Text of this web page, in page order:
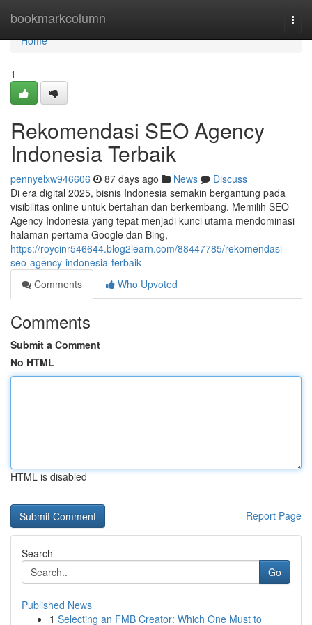
bookmarkcolumn
Home
Home
1
Rekomendasi SEO Agency
Indonesia Terbaik
pennyelxw946606 87 days ago News
Discuss
Di era digital 2025, bisnis Indonesia semakin bergantung pada
visibilitas online untuk bertahan dan berkembang. Memilih SEO
Agency Indonesia yang tepat menjadi kunci utama mendominasi
halaman pertama Google dan Bing,
https://roycinr546644.blog2learn.com/88447785/rekomendasi-
seo-agency-indonesia-terbaik
Comments
Who Upvoted
Comments
Submit a Comment
No HTML
HTML is disabled
Report Page
Search
Go
Published News
1 Selecting an FMB Creator: Which One Must to